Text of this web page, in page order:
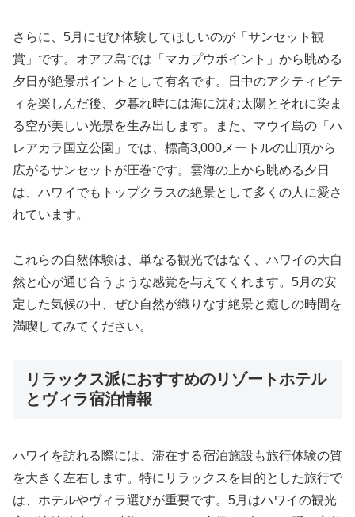
さらに、5月にぜひ体験してほしいのが「サンセット観
賞」です。オアフ島では「マカプウポイント」から眺める
夕日が絶景ポイントとして有名です。日中のアクティビテ
ィを楽しんだ後、夕暮れ時には海に沈む太陽とそれに染ま
る空が美しい光景を生み出します。また、マウイ島の「ハ
レアカラ国立公園」では、標高3,000メートルの山頂から
広がるサンセットが圧巻です。雲海の上から眺める夕日
は、ハワイでもトップクラスの絶景として多くの人に愛さ
れています。
これらの自然体験は、単なる観光ではなく、ハワイの大自
然と心が通じ合うような感覚を与えてくれます。5月の安
定した気候の中、ぜひ自然が織りなす絶景と癒しの時間を
満喫してみてください。
リラックス派におすすめのリゾートホテル
とヴィラ宿泊情報
ハワイを訪れる際には、滞在する宿泊施設も旅行体験の質
を大きく左右します。特にリラックスを目的とした旅行で
は、ホテルやヴィラ選びが重要です。5月はハワイの観光